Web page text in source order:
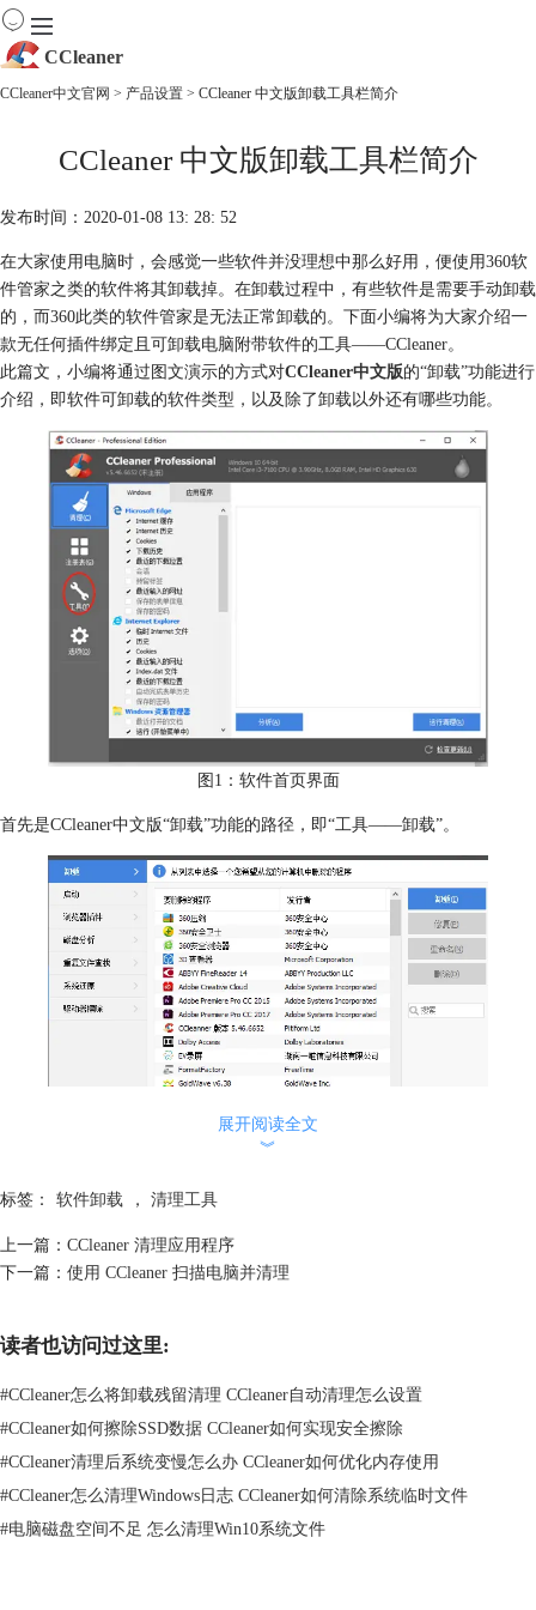
CCleaner
服务
CCleaner中文官网 > 产品设置 > CCleaner 中文版卸载工具栏简介
CCleaner 中文版卸载工具栏简介
发布时间：2020-01-08 13: 28: 52
在大家使用电脑时，会感觉一些软件并没理想中那么好用，便使用360软
件管家之类的软件将其卸载掉。在卸载过程中，有些软件是需要手动卸载
的，而360此类的软件管家是无法正常卸载的。下面小编将为大家介绍一
款无任何插件绑定且可卸载电脑附带软件的工具——CCleaner。
此篇文，小编将通过图文演示的方式对CCleaner中文版的“卸载”功能进行
介绍，即软件可卸载的软件类型，以及除了卸载以外还有哪些功能。
图1：软件首页界面
首先是CCleaner中文版“卸载”功能的路径，即“工具——卸载”。
己安装的软件，还有许多电脑自带的软件或工具也是可卸载的，如图二中
的“3D查看器”，其发行公司是微软。
展开阅读全文
︾
标签： 软件卸载 ， 清理工具
上一篇： CCleaner 清理应用程序
下一篇： 使用 CCleaner 扫描电脑并清理
读者也访问过这里:
#CCleaner怎么将卸载残留清理 CCleaner自动清理怎么设置
#CCleaner如何擦除SSD数据 CCleaner如何实现安全擦除
#CCleaner清理后系统变慢怎么办 CCleaner如何优化内存使用
#CCleaner怎么清理Windows日志 CCleaner如何清除系统临时文件
#电脑磁盘空间不足 怎么清理Win10系统文件